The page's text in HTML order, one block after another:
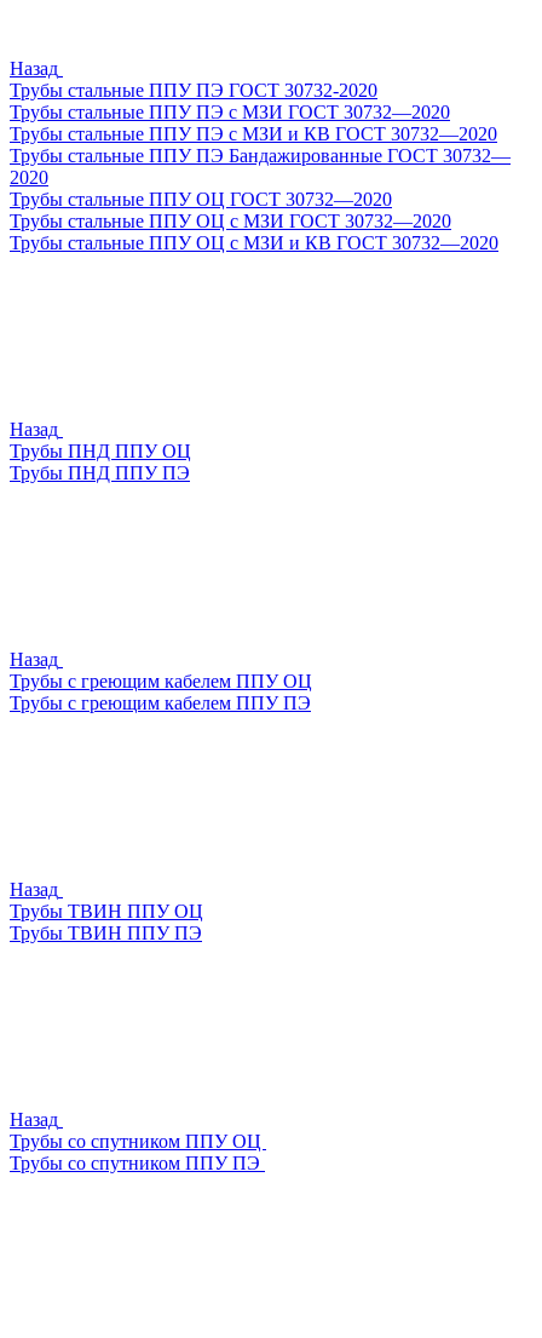
Назад
Трубы стальные ППУ ПЭ ГОСТ 30732-2020
Трубы стальные ППУ ПЭ с МЗИ ГОСТ 30732—2020
Трубы стальные ППУ ПЭ с МЗИ и КВ ГОСТ 30732—2020
Трубы стальные ППУ ПЭ Бандажированные ГОСТ 30732—
2020
Трубы стальные ППУ ОЦ ГОСТ 30732—2020
Трубы стальные ППУ ОЦ с МЗИ ГОСТ 30732—2020
Трубы стальные ППУ ОЦ с МЗИ и КВ ГОСТ 30732—2020
Назад
Трубы ПНД ППУ ОЦ
Трубы ПНД ППУ ПЭ
Назад
Трубы с греющим кабелем ППУ ОЦ
Трубы с греющим кабелем ППУ ПЭ
Назад
Трубы ТВИН ППУ ОЦ
Трубы ТВИН ППУ ПЭ
Назад
Трубы со спутником ППУ ОЦ
Трубы со спутником ППУ ПЭ